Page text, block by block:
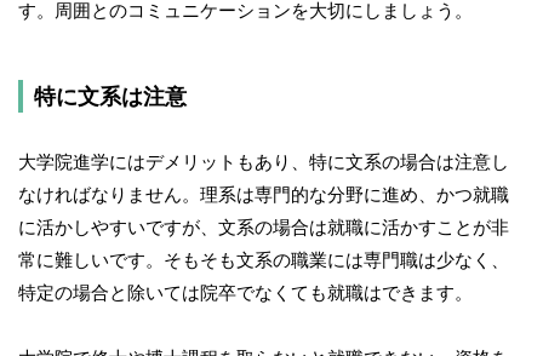
す。周囲とのコミュニケーションを大切にしましょう。
特に文系は注意
大学院進学にはデメリットもあり、特に文系の場合は注意し
なければなりません。理系は専門的な分野に進め、かつ就職
に活かしやすいですが、文系の場合は就職に活かすことが非
常に難しいです。そもそも文系の職業には専門職は少なく、
特定の場合と除いては院卒でなくても就職はできます。